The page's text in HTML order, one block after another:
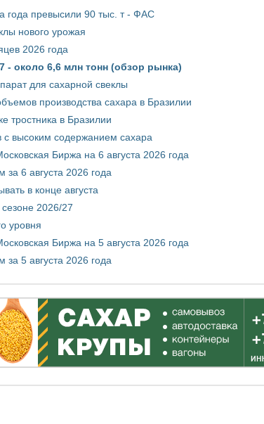
года превысили 90 тыс. т - ФАС
нового урожая
2026 года
- около 6,6 млн тонн (обзор рынка)
для сахарной свеклы
производства сахара в Бразилии
тростника в Бразилии
с высоким содержанием сахара
Биржа на 6 августа 2026 года
6 августа 2026 года
в конце августа
2026/27
уровня
Биржа на 5 августа 2026 года
5 августа 2026 года